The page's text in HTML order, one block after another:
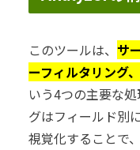
このツールは、 サ
ーフィルタリング
いう4つの主要な
グはフィールド別
視覚化することで